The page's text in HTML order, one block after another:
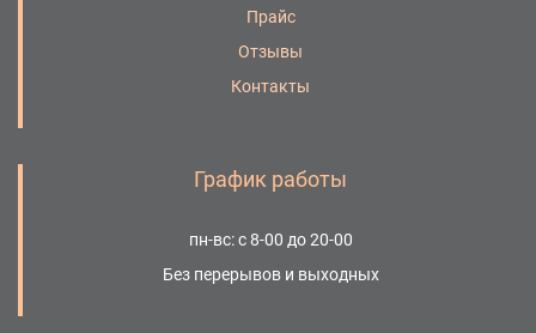
Прайс
Отзывы
Контакты
График работы
пн-вс: с 8-00 до 20-00
Без перерывов и выходных